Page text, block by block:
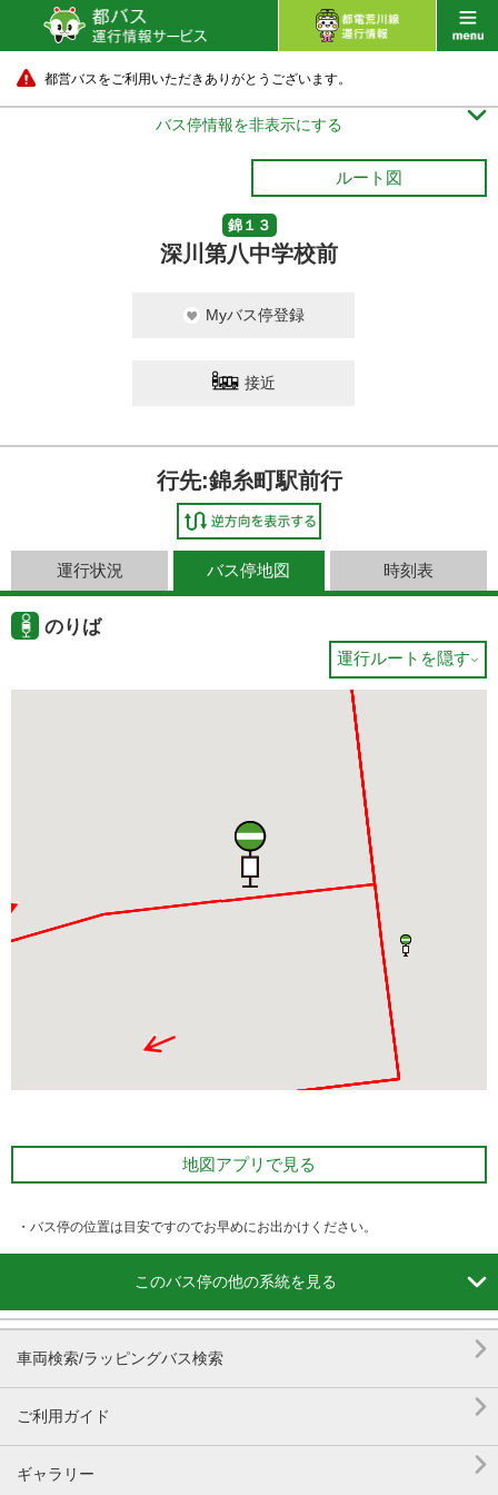
都営バスをご利用いただきありがとうございます。
バス停情報を非表示にする 
ルート図
錦１３
深川第八中学校前
Myバス停登録
接近
行先:錦糸町駅前行
運行状況 バス停地図 時刻表
のりば
運行ルートを隠す
地図アプリで見る
・バス停の位置は目安ですのでお早めにお出かけください。
このバス停の他の系統を見る 
車両検索/ラッピングバス検索 
ご利用ガイド 
ギャラリー 